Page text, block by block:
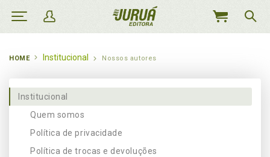
MEU
HOME Institucional Nossos autores
Institucional
Quem somos
Política de privacidade
Política de trocas e devoluções